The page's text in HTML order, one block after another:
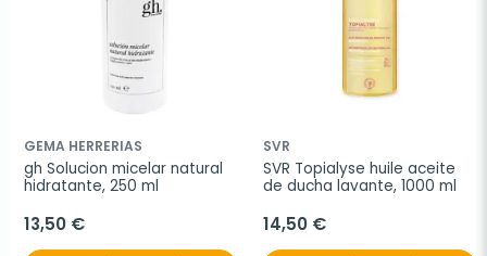
GEMA HERRERIAS
gh Solucion micelar natural
hidratante, 250 ml
13,50 €
SVR
SVR Topialyse huile aceite
de ducha lavante, 1000 ml
14,50 €